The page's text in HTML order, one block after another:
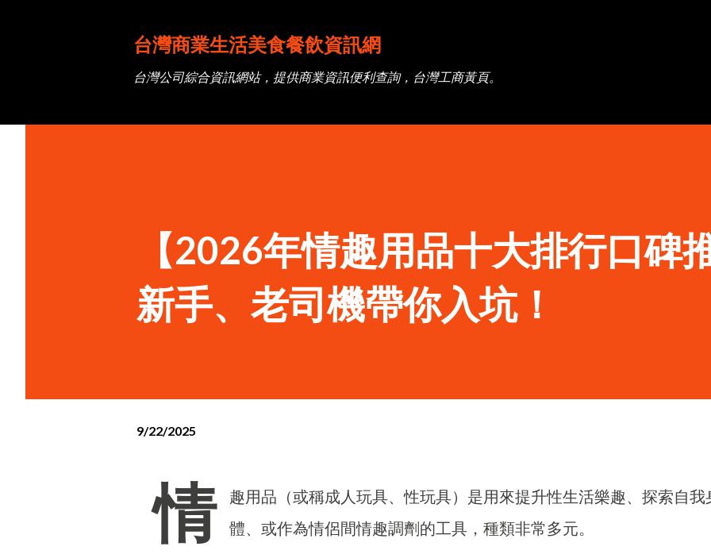
台灣商業生活美食餐飲資訊網
台灣公司綜合資訊網站，提供商業資訊便利查詢，台灣工商黃頁。
【2026年情趣用品十大排行口碑
新手、老司機帶你入坑！
9/22/2025
情
趣用品（或稱成人玩具、性玩具）是用來提升性生活樂趣、探索自我
體、或作為情侶間情趣調劑的工具，種類非常多元。